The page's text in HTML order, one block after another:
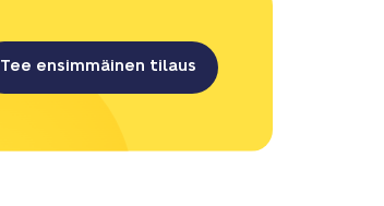
Tee ensimmäinen tilaus